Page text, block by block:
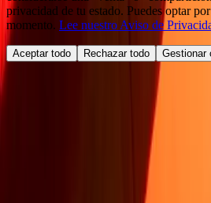
privacidad de tu estado. Puedes optar
momento. Lee nuestro Aviso de
Aceptar todo Rechazar todo Gestionar